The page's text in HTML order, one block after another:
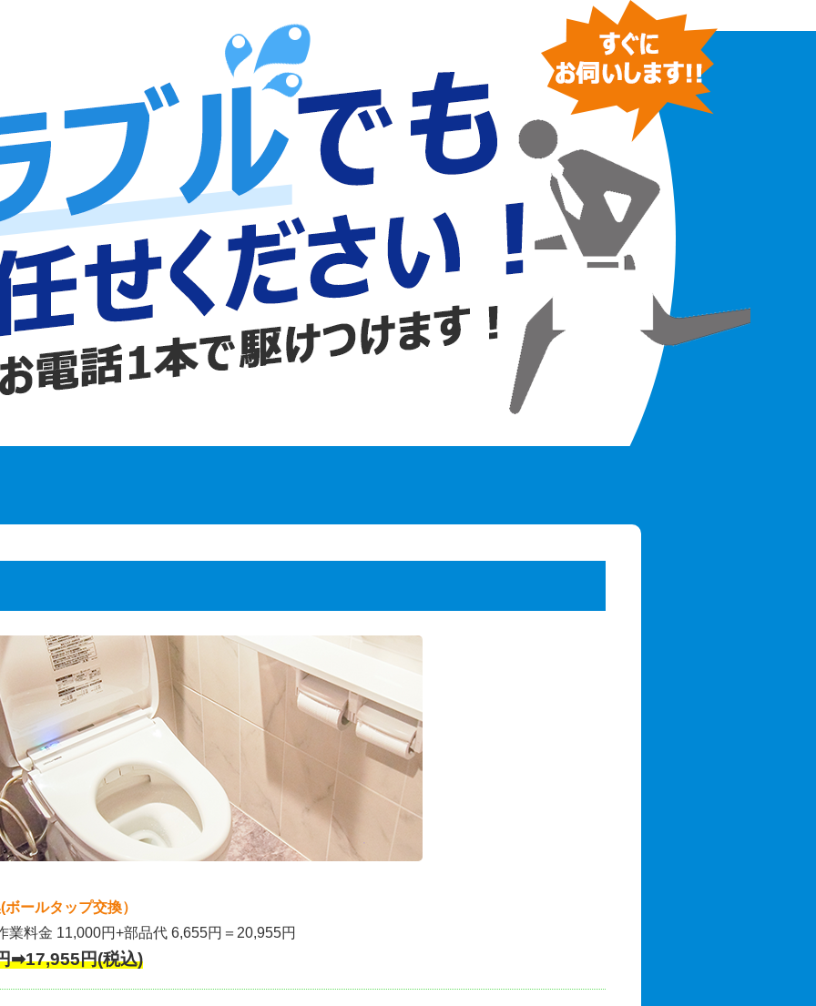
ールタップ交換）
業料金 11,000円+部品代 6,655円＝20,955円
➡17,955円(税込)